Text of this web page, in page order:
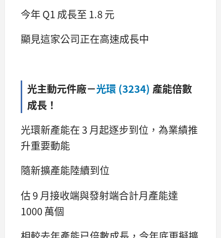
今年 Q1 成長至 1.8 元
顯見這家公司正在高速成長中
光主動元件廠－光環 (3234) 產能倍數
成長！
光環新產能在 3 月起逐步到位，為業績推
升重要動能
隨新擴產能陸續到位
估 9 月接收端與發射端合計月產能達
1000 萬個